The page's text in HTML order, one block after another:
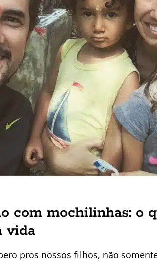
com mochilinhas: o
vida
pros nossos filhos, não